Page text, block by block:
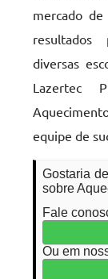
mercado de
resultados
diversas
Lazertec
equipe de
Gostaria
sobre
Fale
Ou em